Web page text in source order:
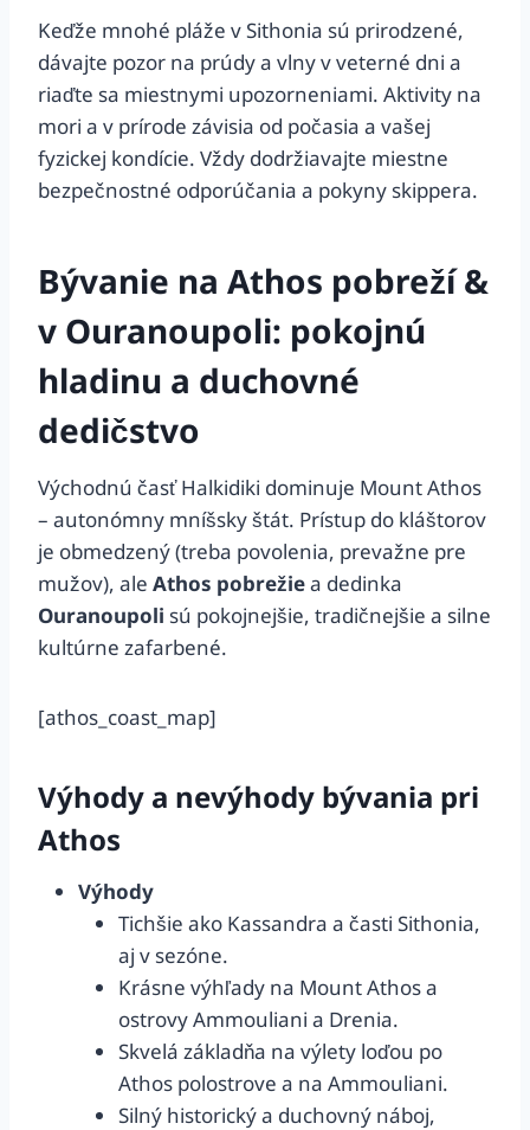
Keďže mnohé pláže v Sithonia sú prirodzené,
dávajte pozor na prúdy a vlny v veterné dni a
riaďte sa miestnymi upozorneniami. Aktivity na
mori a v prírode závisia od počasia a vašej
fyzickej kondície. Vždy dodržiavajte miestne
bezpečnostné odporúčania a pokyny skippera.
Bývanie na Athos pobreží &
v Ouranoupoli: pokojnú
hladinu a duchovné
dedičstvo
Východnú časť Halkidiki dominuje Mount Athos
– autonómny mníšsky štát. Prístup do kláštorov
je obmedzený (treba povolenia, prevažne pre
mužov), ale Athos pobrežiea dedinka
Ouranoupoli sú pokojnejšie, tradičnejšie a silne
kultúrne zafarbené.
[athos_coast_map]
Výhody a nevýhody bývania pri
Athos
Výhody
Tichšie ako Kassandra a časti Sithonia,
aj v sezóne.
Krásne výhľady na Mount Athos a
ostrovy Ammouliani a Drenia.
Skvelá základňa na výlety loďou po
Athos polostrove a na Ammouliani.
Silný historický a duchovný náboj,